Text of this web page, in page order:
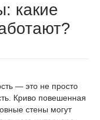
какие
— это не просто
Криво повешенная
стены могут